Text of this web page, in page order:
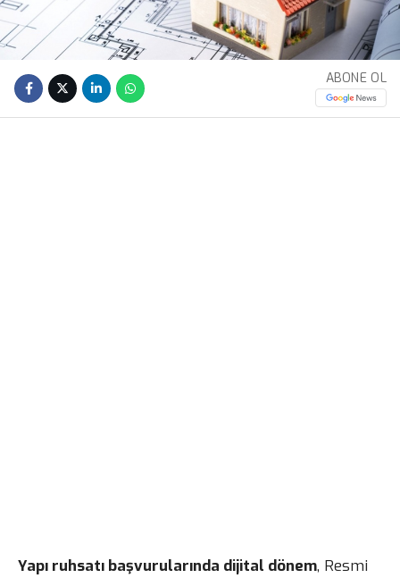
ABONE OL
Yapı ruhsatı başvurularında dijital dönem, Resmi